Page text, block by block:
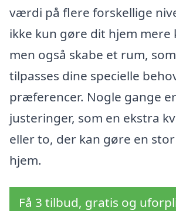
værdi på flere forskellige
ikke kun gøre dit hjem
men også skabe et rum,
tilpasses dine specielle
præferencer. Nogle gange
justeringer, som en ekstra
eller to, der kan gøre en
hjem.
Få 3 tilbud, gratis og